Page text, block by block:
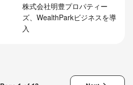
株式会社明豊プロパティー
ズ、WealthParkビジネスを導
入